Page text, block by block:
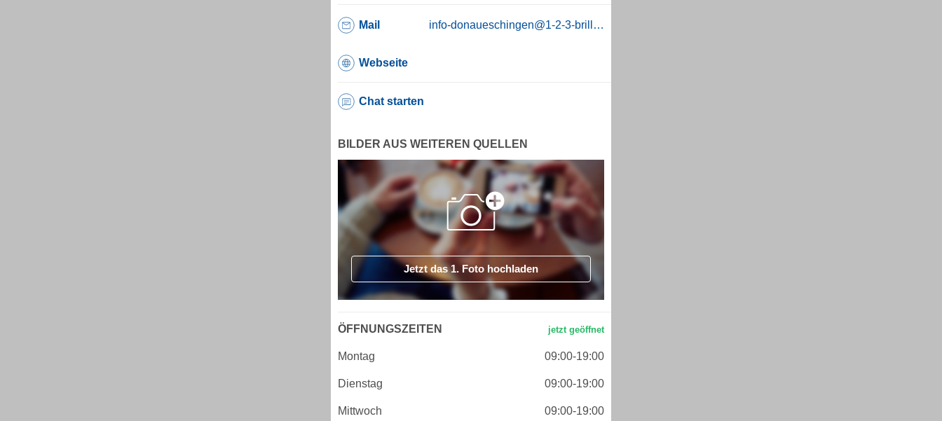
Mail info-donaueschingen@1-2-3-brille.de
Webseite
Chat starten
BILDER AUS WEITEREN QUELLEN
Jetzt das 1. Foto hochladen
ÖFFNUNGSZEITEN
Montag 09:00-19:00
Dienstag 09:00-19:00
Mittwoch 09:00-19:00